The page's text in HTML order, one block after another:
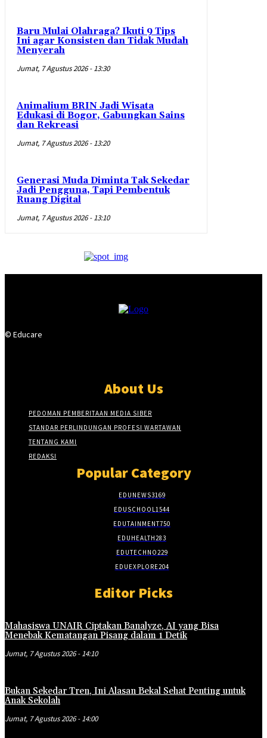
Baru Mulai Olahraga? Ikuti 9 Tips
Ini agar Konsisten dan Tidak Mudah
Menyerah
Jumat, 7 Agustus 2026 - 13:30
Animalium BRIN Jadi Wisata
Edukasi di Bogor, Gabungkan Sains
dan Rekreasi
Jumat, 7 Agustus 2026 - 13:20
Generasi Muda Diminta Tak Sekedar
Jadi Pengguna, Tapi Pembentuk
Ruang Digital
Jumat, 7 Agustus 2026 - 13:10
© Educare
About Us
PEDOMAN PEMBERITAAN MEDIA SIBER
STANDAR PERLINDUNGAN PROFESI WARTAWAN
TENTANG KAMI
REDAKSI
Popular Category
EDUNEWS3169
EDUSCHOOL1544
EDUTAINMENT750
EDUHEALTH283
EDUTECHNO229
EDUEXPLORE204
Editor Picks
Mahasiswa UNAIR Ciptakan Banalyze, AI yang Bisa
Menebak Kematangan Pisang dalam 1 Detik
Jumat, 7 Agustus 2026 - 14:10
Bukan Sekedar Tren, Ini Alasan Bekal Sehat Penting untuk
Anak Sekolah
Jumat, 7 Agustus 2026 - 14:00